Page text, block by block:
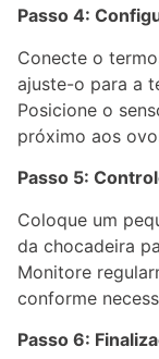
Passo 4:
Conecte o
ajuste-o para a
Posicione o
próximo aos
Passo 5:
Coloque um
da chocadeira
Monitore
conforme
Passo 6: